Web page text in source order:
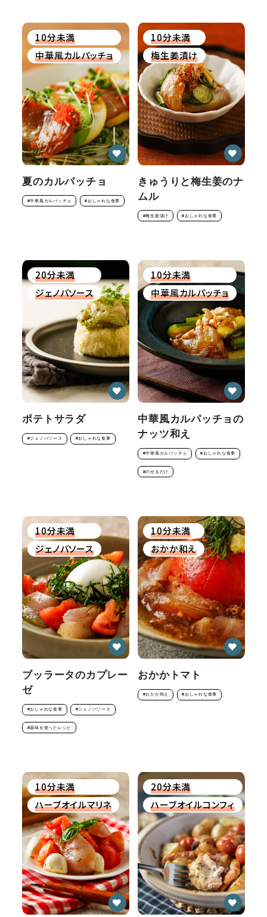
10分未満
中華風カルパッチョ
夏のカルパッチョ
#中華風カルパッチョ #おしゃれな食事
10分未満
梅生姜漬け
きゅうりと梅生姜のナ
ムル
#梅生姜漬け #おしゃれな食事
20分未満
ジェノバソース
ポテトサラダ
#ジェノバソース #おしゃれな食事
10分未満
中華風カルパッチョ
中華風カルパッチョの
ナッツ和え
#中華風カルパッチョ #おしゃれな食事
#のせるだけ
10分未満
ジェノバソース
ブッラータのカプレー
ゼ
#おしゃれな食事 #ジェノバソース
#薬味を使ったレシピ
10分未満
おかか和え
おかかトマト
#おかか和え #おしゃれな食事
10分未満
ハーブオイルマリネ
20分未満
ハーブオイルコンフィ